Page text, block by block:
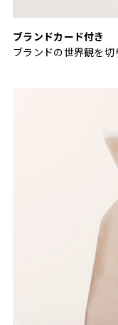
ブランドカード付き
ブランドの世界観を切